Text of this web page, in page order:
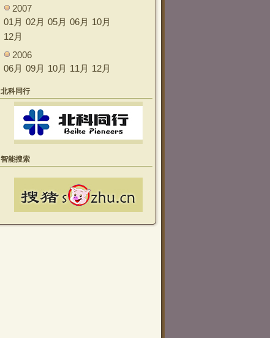
2007
01月 02月 05月 06月 10月
12月
2006
06月 09月 10月 11月 12月
北科同行
智能搜索